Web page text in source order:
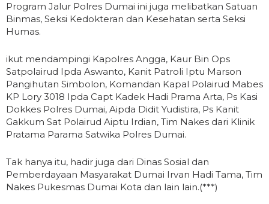
Program Jalur Polres Dumai ini juga melibatkan Satuan
Binmas, Seksi Kedokteran dan Kesehatan serta Seksi
Humas.
ikut mendampingi Kapolres Angga, Kaur Bin Ops
Satpolairud Ipda Aswanto, Kanit Patroli Iptu Marson
Pangihutan Simbolon, Komandan Kapal Polairud Mabes
KP Lory 3018 Ipda Capt Kadek Hadi Prama Arta, Ps Kasi
Dokkes Polres Dumai, Aipda Didit Yudistira, Ps Kanit
Gakkum Sat Polairud Aiptu Irdian, Tim Nakes dari Klinik
Pratama Parama Satwika Polres Dumai.
Tak hanya itu, hadir juga dari Dinas Sosial dan
Pemberdayaan Masyarakat Dumai Irvan Hadi Tama, Tim
Nakes Pukesmas Dumai Kota dan lain lain.(***)